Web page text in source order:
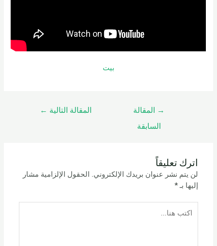
بيت
→
المقالة
السابقة
المقالة التالية ←
اترك تعليقاً
لن يتم نشر عنوان بريدك الإلكتروني. الحقول الإلزامية مشار
إليها بـ*
هنا...